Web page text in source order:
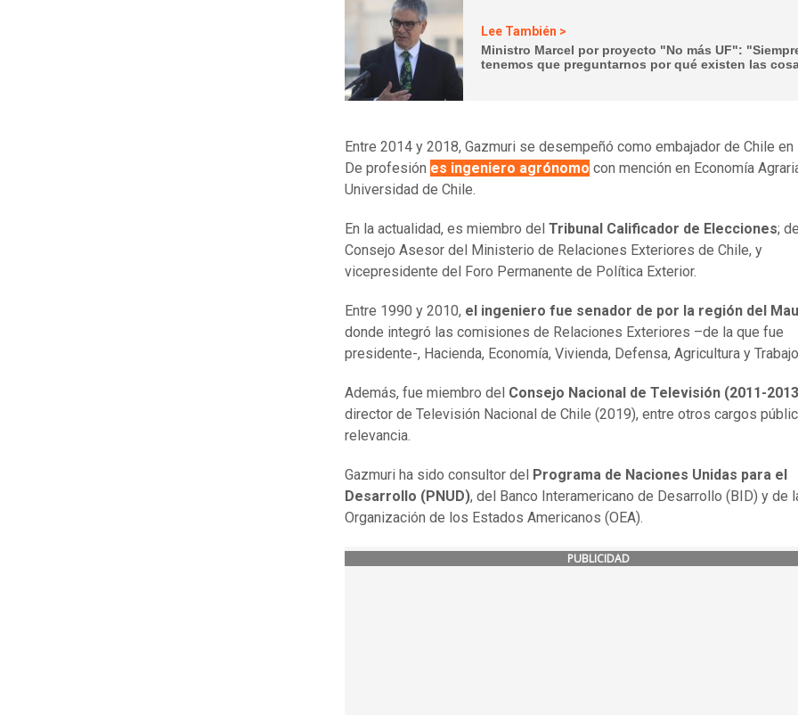
Lee También >
Ministro Marcel por proyecto "No más UF":
tenemos que preguntarnos por qué existen las
Entre 2014 y 2018, Gazmuri se desempeñó como embajador de Chile en
De profesión es ingeniero agrónomo con mención en Economía
Universidad de Chile.
En la actualidad, es miembro del Tribunal Calificador de Elecciones;
Consejo Asesor del Ministerio de Relaciones Exteriores de Chile, y
vicepresidente del Foro Permanente de Política Exterior.
Entre 1990 y 2010, el ingeniero fue senador de por la región del
donde integró las comisiones de Relaciones Exteriores –de la que fue
presidente-, Hacienda, Economía, Vivienda, Defensa, Agricultura y
Además, fue miembro del Consejo Nacional de Televisión (2011-
director de Televisión Nacional de Chile (2019), entre otros cargos
relevancia.
Gazmuri ha sido consultor del
Programa de Naciones Unidas para el
Desarrollo (PNUD), del Banco Interamericano de Desarrollo (BID) y de
Organización de los Estados Americanos (OEA).
PUBLICIDAD